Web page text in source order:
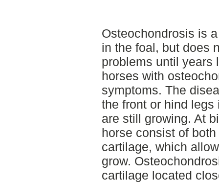
Osteochondrosis is
in the foal, but does
problems until years
horses with
symptoms. The
the front or hind
are still growing. At
horse consist of
cartilage, which
grow.
cartilage located